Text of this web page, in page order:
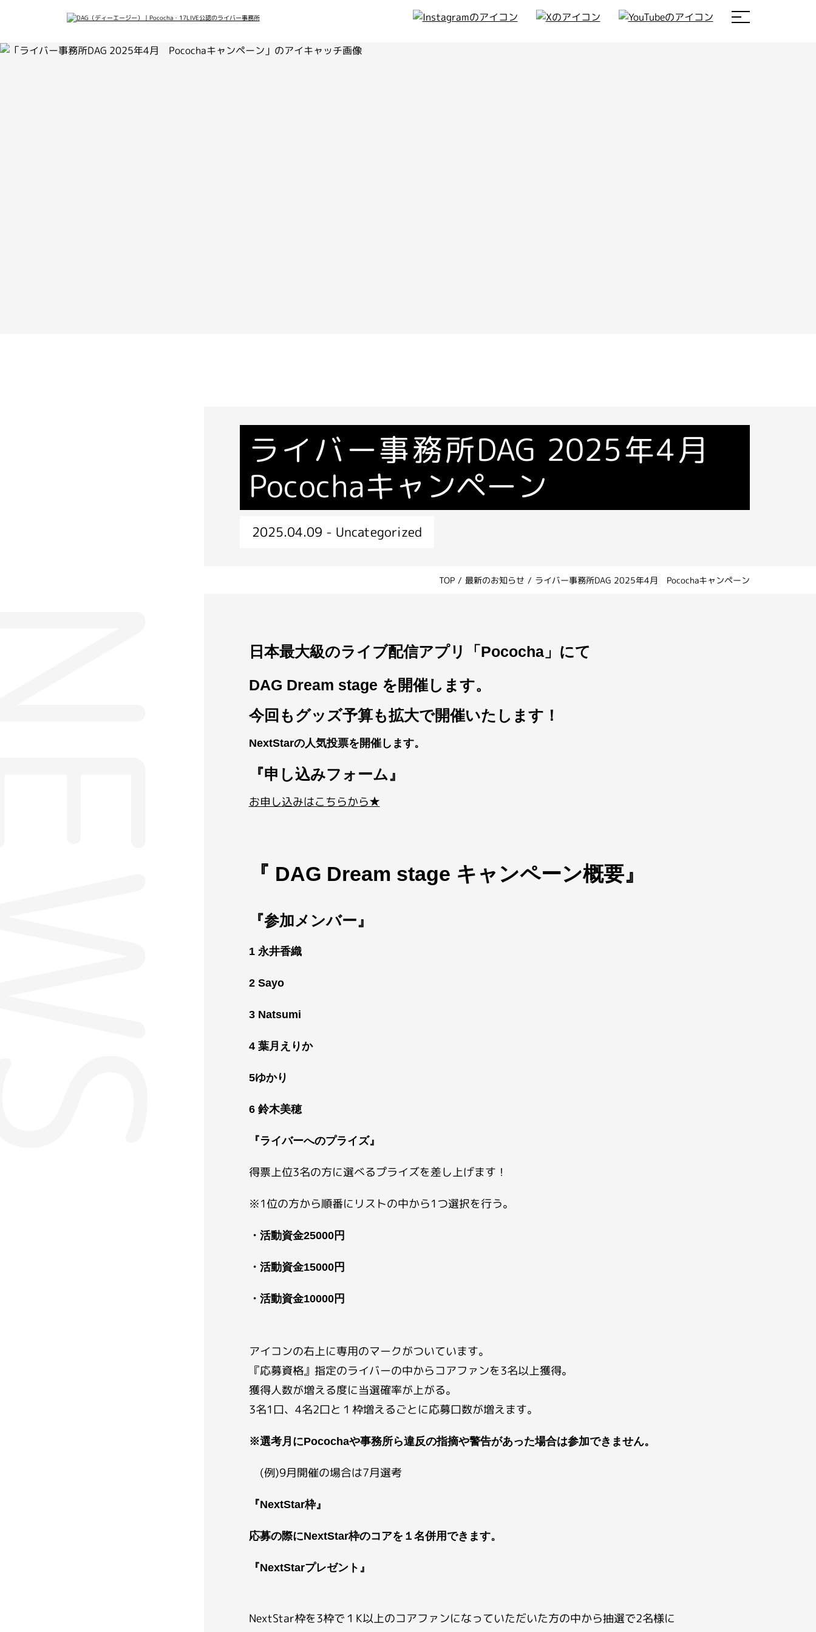
会社概要
メディア
ライバー事務所DAG 2025年4月
Pocochaキャンペーン
2025.04.09 - Uncategorized
TOP / 最新のお知らせ / ライバー事務所DAG 2025年4月 Pocochaキャンペーン
日本最大級のライブ配信アプリ「Pococha」にて
DAG Dream stage を開催しま す。
今回もグッズ予算も拡大で開催いたします！
NextStarの人気投票を開催します。
『申し込みフォーム』
お申し込みはこちらから★
『 DAG Dream stage キャンペーン概要』
『参加メンバー』
1 永井香織
2 Sayo
3 Natsumi
4 葉月えりか
5ゆかり
6 鈴木美穂
『ライバーへのプライズ』
得票上位3名の方に選べるプライズを差し上げます！
※1位の方から順番にリストの中から1つ選択を行う。
・活動資金25000円
・活動資金15000円
・活動資金10000円
アイコンの右上に専用のマークがついています。
『応募資格』指定のライバーの中からコアファンを3名以上獲得。
獲得人数が増える度に当選確率が上がる。
3名1口、4名2口と１枠増えるごとに応募口数が増えます。
※選考月にPocochaや事務所ら違反の指摘や警告があった場合は参加できません。
(例)9月開催の場合は7月選考
『NextStar枠』
応募の際にNextStar枠のコアを１名併用できます。
『NextStarプレゼント』
NextStar枠を3枠で１K以上のコアファンになっていただいた方の中から抽選で2名様に